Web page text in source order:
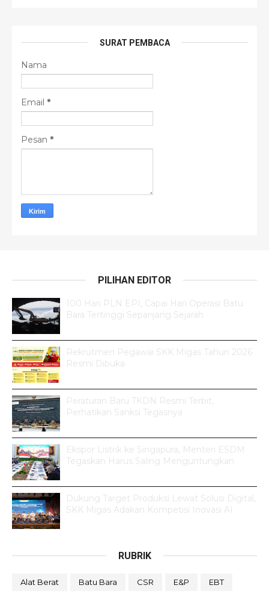
SURAT PEMBACA
Nama
Email *
Pesan *
PILIHAN EDITOR
100 Hari PLN EPI, Capai Hari Operasi Batu
Bara Tertinggi Sepanjang Sejarah
Rekrutmen Pegawai SKK Migas Tahun 2026
Resmi Dibuka
Peraturan Baru TKDN Resmi Terbit,
Perhatikan Sanksi Tegasnya
Ekspor Listrik ke Singapura, Menteri ESDM
Tegaskan Harus Saling Menguntungkan
Dukung Target Produksi Lewat Solusi Digital,
SKK Migas Adakan Kompetisi Inovasi AI
RUBRIK
Alat Berat Batu Bara CSR E&P EBT